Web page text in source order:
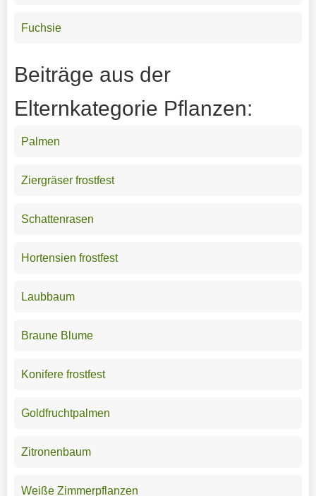
Fuchsie
Beiträge aus der
Elternkategorie Pflanzen:
Palmen
Ziergräser frostfest
Schattenrasen
Hortensien frostfest
Laubbaum
Braune Blume
Konifere frostfest
Goldfruchtpalmen
Zitronenbaum
Weiße Zimmerpflanzen